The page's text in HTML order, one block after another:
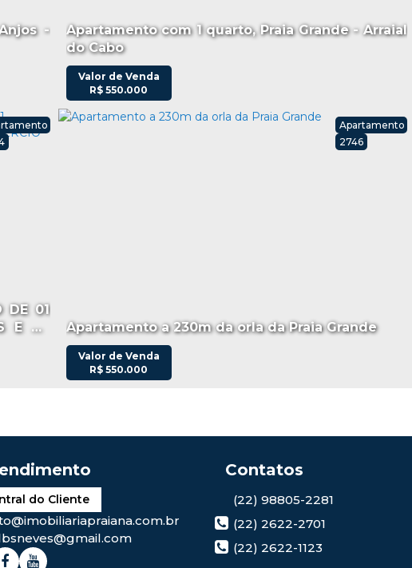
-
Apartamento com 1 quarto, Praia Grande - Arraial
do Cabo
R$ 550.000
Valor de Venda
DE 01
DE
Apartamento a 230m da orla da Praia Grande
2746
Apartamento
R$ 550.000
Valor de Venda
do Cliente
(22) 98805-2281
(22) 2622-2701
(22) 2622-1123